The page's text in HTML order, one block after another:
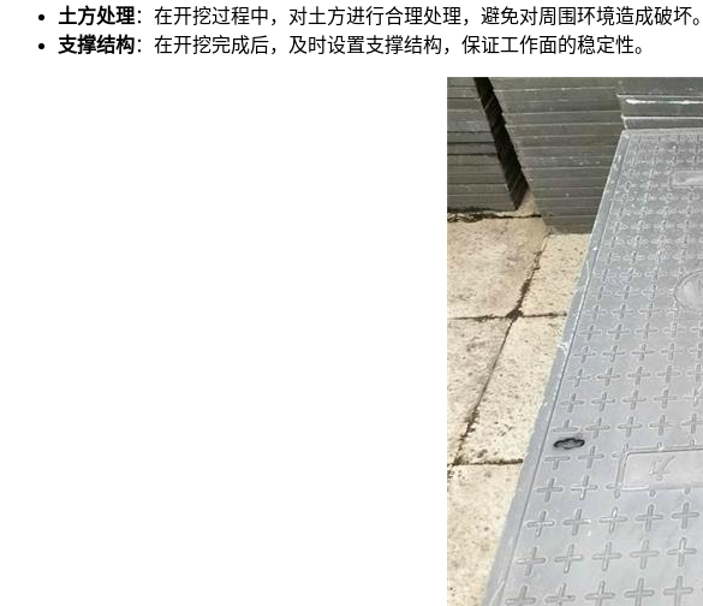
土方处理：在开挖过程中，对土方进行合理处理，避免对周围环境造成破坏。
支撑结构：在开挖完成后，及时设置支撑结构，保证工作面的稳定性。